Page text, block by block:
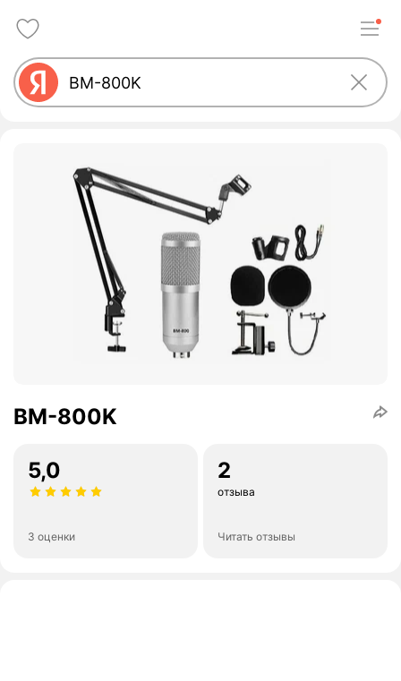
BM-800K
5,0
3 оценки
2
отзыва
Читать отзывы